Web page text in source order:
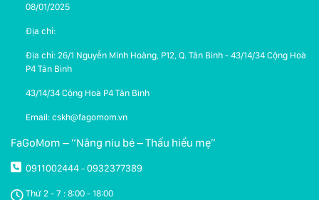
08/01/2025
Địa chỉ:
Địa chỉ: 26/1 Nguyễn Minh Hoàng, P12, Q. Tân Bình - 43/14/34 Cộng Hoà
P4 Tân Bình
43/14/34 Cộng Hoà P4 Tân Bình
Email: cskh@fagomom.vn
FaGoMom – “Nâng niu bé – Thấu hiểu mẹ”
0911002444 - 0932377389
Thứ 2 - 7 : 8:00 - 18:00